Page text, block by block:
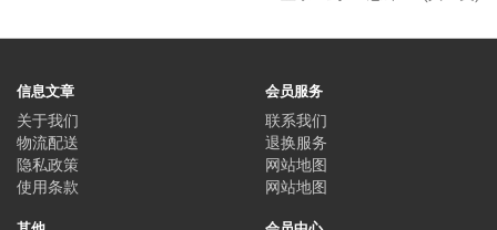
信息文章
关于我们
物流配送
隐私政策
使用条款
会员服务
联系我们
退换服务
网站地图
网站地图